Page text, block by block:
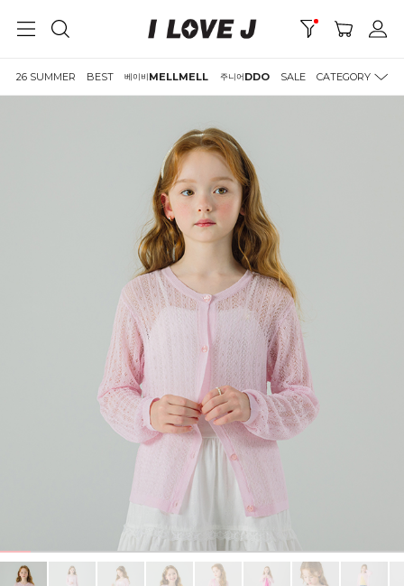
26 SUMMER BEST 베이비MELLMELL 주니어DDO SALE CATEGORY